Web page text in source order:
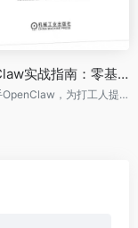
《OpenClaw实战指南：零基础打造会干活的AI数字员工》
30分钟上手OpenClaw，为打工人提效，为老板们省钱